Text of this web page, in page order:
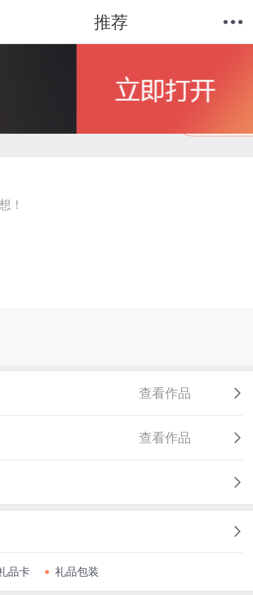
推荐
我的当当
！
查看作品
查看作品
品卡 礼品包装